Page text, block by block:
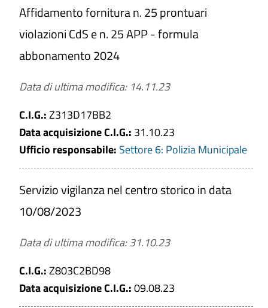
Tipologia di affidamento
Affidamento lavori
Affidamento lavori settori speciali
Affidamento servizi e forniture settori
speciali
Soglia
Affidamento sotto soglia
Affidamento sopra soglia
Periodo di validità del Bando
a
Affidamento fornitura n. 25 prontuari
violazioni CdS e n. 25 APP - formula
abbonamento 2024
Data di ultima modifica: 14.11.23
C.I.G.:Z313D17BB2
Data acquisizione C.I.G.: 31.10.23
Ufficio responsabile: Settore 6: Polizia Municipale
Servizio vigilanza nel centro storico in data
10/08/2023
Data di ultima modifica: 31.10.23
C.I.G.:Z803C2BD98
Data acquisizione C.I.G.:09.08.23